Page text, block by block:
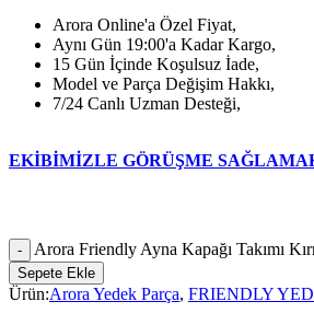
Arora Online'a Özel Fiyat,
Aynı Gün 19:00'a Kadar Kargo,
15 Gün İçinde Koşulsuz İade,
Model ve Parça Değişim Hakkı,
7/24 Canlı Uzman Desteği,
EKİBİMİZLE GÖRÜŞME
Arora Friendly Ayna Kapağı Takımı
Sepete Ekle
Ürün:Arora Yedek Parça, FRIENDLY